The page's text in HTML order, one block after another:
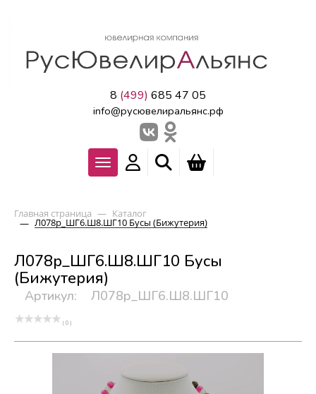
8 (499) 685 47 05
info@русювелиральянс.рф
Главная страница — Каталог
— Л078р_ШГ6.Ш8.ШГ10 Бусы (Бижутерия)
Л078р_ШГ6.Ш8.ШГ10 Бусы
(Бижутерия)
Артикул: Л078р_ШГ6.Ш8.ШГ10
( 0 )